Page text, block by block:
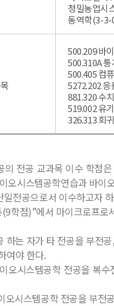
정밀농업시
동역학(3-3-
500.209 바
500.310A
500.405 컴
5272.202
881.320 수
519.002 유
326.313 회
의 전공 교과목 이수 학점
오시스템공학연습과 바이
전공으로서 이수하고자
학점)”에서 마이크로프
는 자가 타 전공을 부전
여야 한다.
시스템공학 전공을 복수
시스템공학 전공을 부전